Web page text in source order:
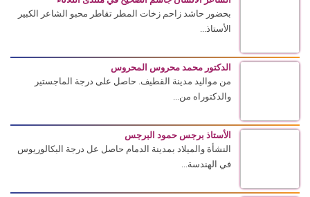
بحضور حاشد زاحم زخات المطر تقاطر محبو الشاعر الكبير
الأستاذ...
الدكتور محمد محروس المحروس
من مواليد مدينة القطيف. حاصل على درجة الماجستير
والدكتوراه من...
الأستاذ برجس حمود البرجس
النشأة والميلاد بمدينة الدمام حاصل عل درجة البكالوريوس
في الهندسة...